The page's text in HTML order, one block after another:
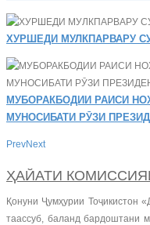
ХУРШЕДИ МУЛКПАРВАРУ
МУБОРАКБОДИИ РАИСИ
МУНОСИБАТИ РӮЗИ
PrevNext
ҲАЙАТИ
Қонуни Ҷумҳурии Тоҷикистон
таассуб, баланд бардоштани